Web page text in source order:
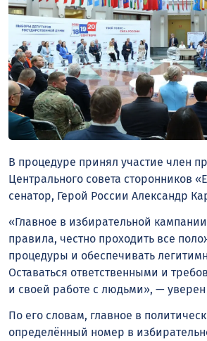
В процедуре принял участие член
Центрального совета сторонников
сенатор, Герой России Александр
«Главное в избирательной
правила, честно проходить все
процедуры и обеспечивать
Оставаться ответственными и
и своей работе с людьми», — уверен
По его словам, главное в
определённый номер в